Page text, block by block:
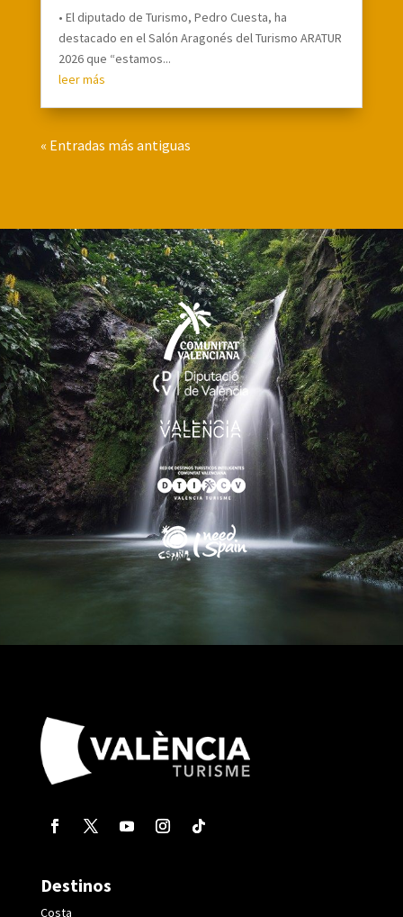
• El diputado de Turismo, Pedro Cuesta, ha
destacado en el Salón Aragonés del Turismo ARATUR
2026 que “estamos...
leer más
« Entradas más antiguas
Destinos
Costa